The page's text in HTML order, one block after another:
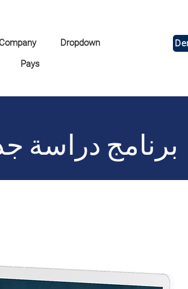
Company
Dropdown
Pays
برنامج دراسة